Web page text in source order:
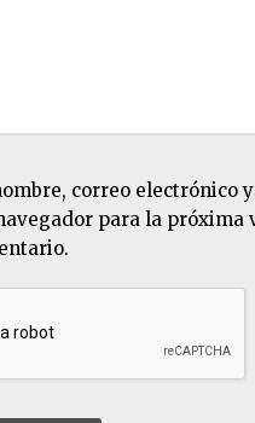
correo electrónico
para la próxima